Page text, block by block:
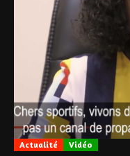
Actualité Vidéo